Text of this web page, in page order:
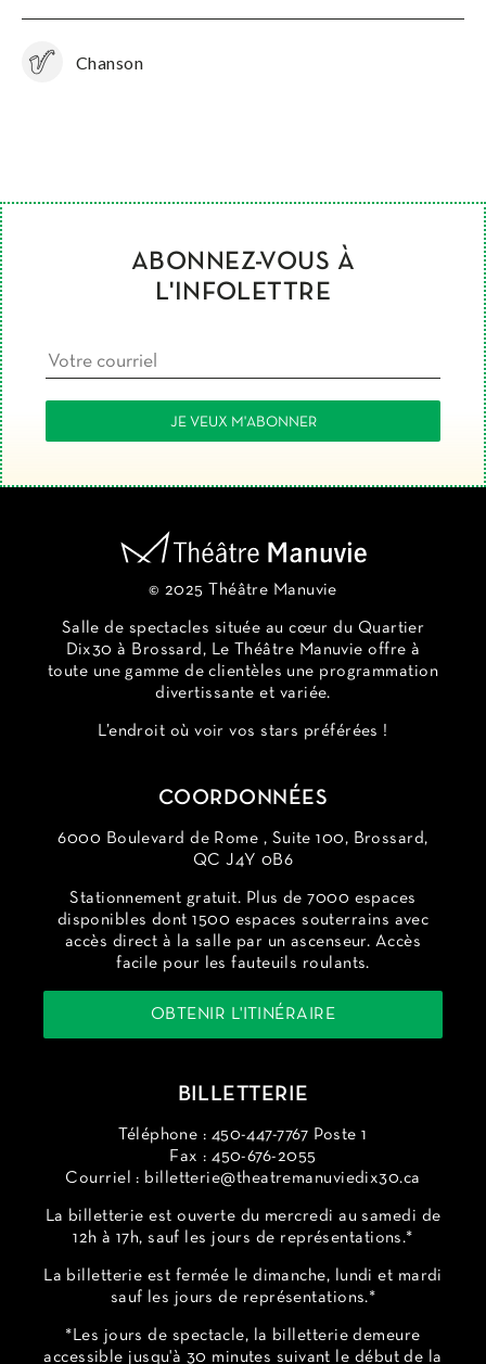
Chanson
ABONNEZ-VOUS À
L'INFOLETTRE
© 2025 Théâtre Manuvie
Salle de spectacles située au cœur du Quartier
Dix30 à Brossard, Le Théâtre Manuvie offre à
toute une gamme de clientèles une programmation
divertissante et variée.
L’endroit où voir vos stars préférées !
COORDONNÉES
6000 Boulevard de Rome , Suite 100, Brossard,
QC J4Y 0B6
Stationnement gratuit. Plus de 7000 espaces
disponibles dont 1500 espaces souterrains avec
accès direct à la salle par un ascenseur. Accès
facile pour les fauteuils roulants.
OBTENIR L'ITINÉRAIRE
BILLETTERIE
Téléphone : 450-447-7767 Poste 1
Fax : 450-676-2055
Courriel : billetterie@theatremanuviedix30.ca
La billetterie est ouverte du mercredi au samedi de
12h à 17h, sauf les jours de représentations.*
La billetterie est fermée le dimanche, lundi et mardi
sauf les jours de représentations.*
*Les jours de spectacle, la billetterie demeure
accessible jusqu'à 30 minutes suivant le début de la